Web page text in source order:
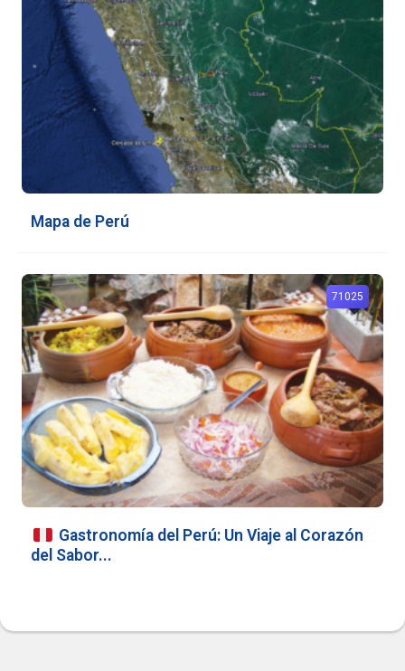
Mapa de Perú
Gastronomía del Perú: Un Viaje al Corazón
del Sabor...
71025